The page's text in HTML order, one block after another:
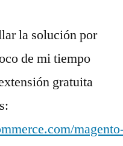
la solución por
de mi tiempo
gratuita